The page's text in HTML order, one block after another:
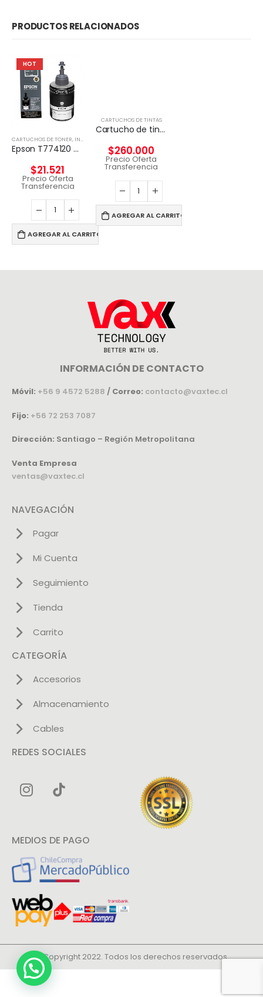
PRODUCTOS RELACIONADOS
HOT
CARTUCHOS DE TONER, INSUMOS IMPRESORAS
Epson T774120 cartucho de tinta 1 pieza(s) Original Negro
$21.521
Precio Oferta
Transferencia
AGREGAR AL CARRITO
CARTUCHOS DE TINTAS
Cartucho de tinta Magenta Epson T6943 de 700ml
$260.000
Precio Oferta
Transferencia
AGREGAR AL CARRITO
INFORMACIÓN DE CONTACTO
Móvil: +56 9 4572 5288 / Correo: contacto@vaxtec.cl
Fijo: +56 72 253 7087
Dirección: Santiago – Región Metropolitana
Venta Empresa
ventas@vaxtec.cl
NAVEGACIÓN
Pagar
Mi Cuenta
Seguimiento
Tienda
Carrito
CATEGORÍA
Accesorios
Almacenamiento
Cables
REDES SOCIALES
MEDIOS DE PAGO
© Copyright 2022. Todos los derechos reservados.